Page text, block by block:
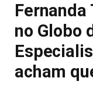
Fernanda
no Globo
acham